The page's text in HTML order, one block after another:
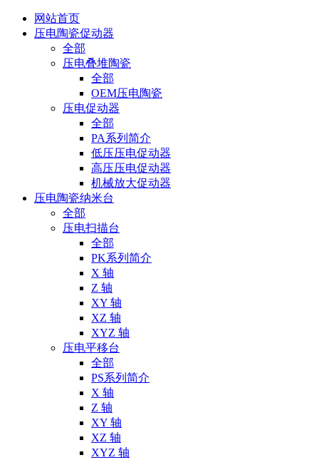
网站首页
压电陶瓷促动器
全部
压电叠堆陶瓷
全部
OEM压电陶瓷
压电促动器
全部
PA系列简介
低压压电促动器
高压压电促动器
机械放大促动器
压电陶瓷纳米台
全部
压电扫描台
全部
PK系列简介
X 轴
Z 轴
XY 轴
XZ 轴
XYZ 轴
压电平移台
全部
PS系列简介
X 轴
Z 轴
XY 轴
XZ 轴
XYZ 轴